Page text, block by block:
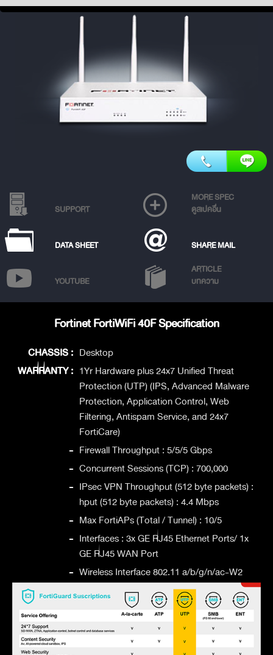
SUPPORT
MORE SPEC
ดูสเปคอื่น
DATA SHEET SHARE MAIL
YOUTUBE
ARTICLE
บทความ
Fortinet FortiWiFi 40F Specification
CHASSIS : Desktop
WARRANTY : 1Yr Hardware plus 24x7 Unified Threat
Protection (UTP) (IPS, Advanced Malware
Protection, Application Control, Web
Filtering, Antispam Service, and 24x7
FortiCare)
- Firewall Throughput : 5/5/5 Gbps
- Concurrent Sessions (TCP) : 700,000
- IPsec VPN Throughput (512 byte packets) :
hput (512 byte packets) : 4.4 Mbps
- Max FortiAPs (Total / Tunnel) : 10/5
- Interfaces : 3x GE RJ45 Ethernet Ports/ 1x
GE RJ45 WAN Port
- Wireless Interface 802.11 a/b/g/n/ac-W2